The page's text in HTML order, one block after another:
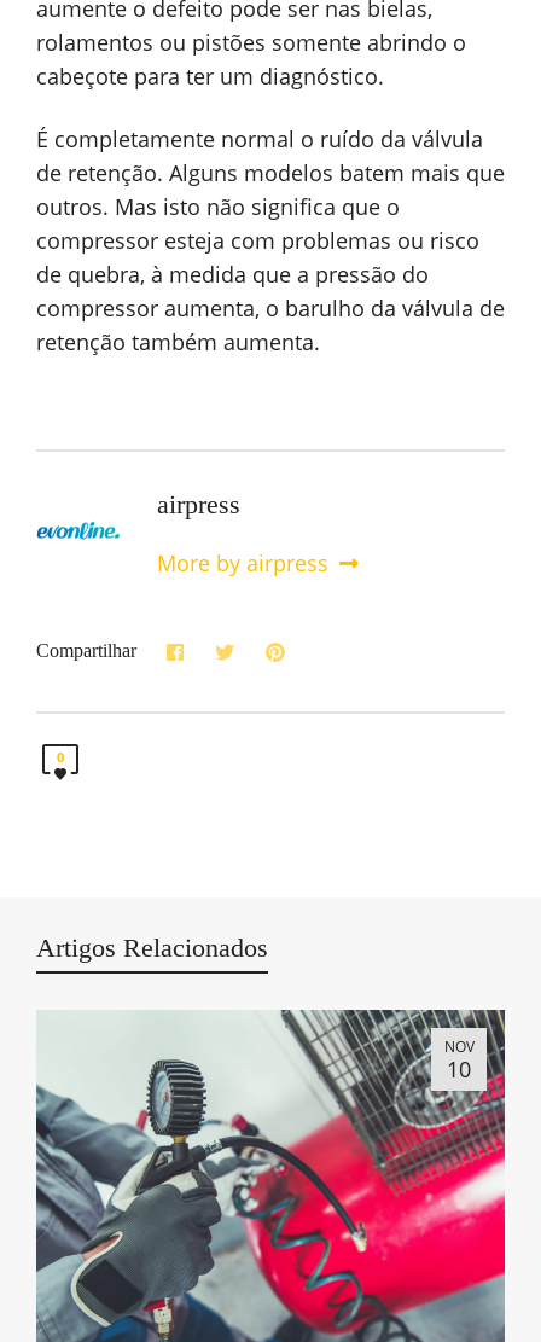
aumente o defeito pode ser nas bielas,
rolamentos ou pistões somente abrindo o
cabeçote para ter um diagnóstico.
É completamente normal o ruído da válvula
de retenção. Alguns modelos batem mais que
outros. Mas isto não significa que o
compressor esteja com problemas ou risco
de quebra, à medida que a pressão do
compressor aumenta, o barulho da válvula de
retenção também aumenta.
airpress
More by airpress
Compartilhar
0
Artigos Relacionados
NOV
10